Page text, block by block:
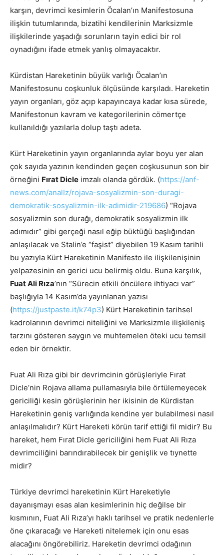
karşın, devrimci kesimlerin Öcalan’ın Manifestosuna
ilişkin tutumlarında, bizatihi kendilerinin Marksizmle
ilişkilerinde yaşadığı sorunların tayin edici bir rol
oynadığını ifade etmek yanlış olmayacaktır.
Kürdistan Hareketinin büyük varlığı Öcalan’ın
Manifestosunu coşkunluk ölçüsünde karşıladı. Hareketin
yayın organları, göz açıp kapayıncaya kadar kısa sürede,
Manifestonun kavram ve kategorilerinin cömertçe
kullanıldığı yazılarla dolup taştı adeta.
Kürt Hareketinin yayın organlarında aylar boyu yer alan
çok sayıda yazının kendinden geçen coşkusunun son bir
örneğini Fırat Dicle imzalı olanda gördük. (https://anf-
news.com/analIz/rojava-sosyalizmin-son-duragi-
demokratik-sosyalizmin-ilk-adimidir-219686) “Rojava
sosyalizmin son durağı, demokratik sosyalizmin ilk
adımıdır” gibi gerçeği nasıl eğip büktüğü başlığından
anlaşılacak ve Stalin’e “faşist” diyebilen 19 Kasım tarihli
bu yazıyla Kürt Hareketinin Manifesto ile ilişkilenişinin
yelpazesinin en gerici ucu belirmiş oldu. Buna karşılık,
Fuat Ali Rıza’nın “Sürecin etkili öncülere ihtiyacı var”
başlığıyla 14 Kasım’da yayınlanan yazısı
(https://justpaste.it/k74p3) Kürt Hareketinin tarihsel
kadrolarının devrimci niteliğini ve Marksizmle ilişkileniş
tarzını gösteren saygın ve muhtemelen öteki ucu temsil
eden bir örnektir.
Fuat Ali Rıza gibi bir devrimcinin görüşleriyle Fırat
Dicle’nin Rojava allama pullamasıyla bile örtülemeyecek
gericiliği kesin görüşlerinin her ikisinin de Kürdistan
Hareketinin geniş varlığında kendine yer bulabilmesi nasıl
anlaşılmalıdır? Kürt Hareketi körün tarif ettiği fil midir? Bu
hareket, hem Fırat Dicle gericiliğini hem Fuat Ali Rıza
devrimciliğini barındırabilecek bir genişlik ve tıynette
midir?
Türkiye devrimci hareketinin Kürt Hareketiyle
dayanışmayı esas alan kesimlerinin hiç değilse bir
kısmının, Fuat Ali Rıza’yı haklı tarihsel ve pratik nedenlerle
öne çıkaracağı ve Hareketi nitelemek için onu esas
alacağını öngörebiliriz. Hareketin devrimci odağının